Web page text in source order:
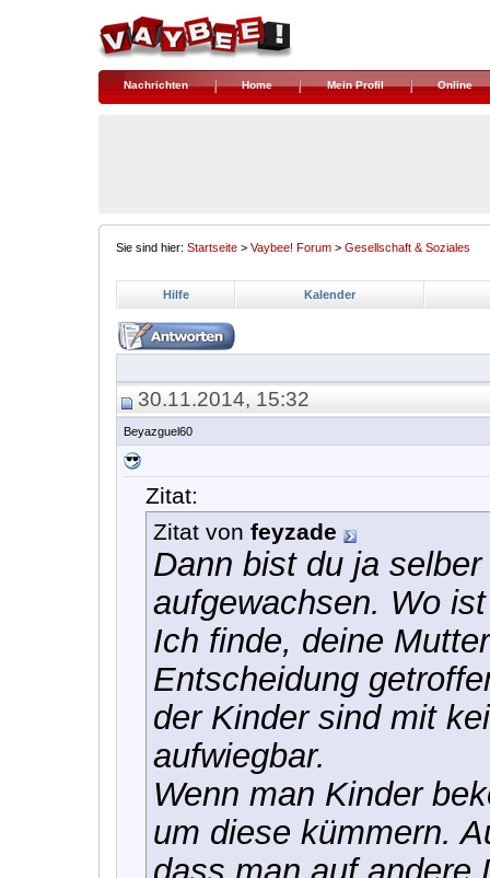
Nachrichten Home Mein Profil Online
Sie sind hier: Startseite > Vaybee! Forum > Gesellschaft & Soziales
Hilfe Kalender
30.11.2014, 15:32
Beyazguel60
Zitat:
Zitat von feyzade
Dann bist du ja
aufgewachsen. Wo
Ich finde, deine
Entscheidung
der Kinder sind mit
aufwiegbar.
Wenn man Kinder
um diese kümmern.
dass man auf andere